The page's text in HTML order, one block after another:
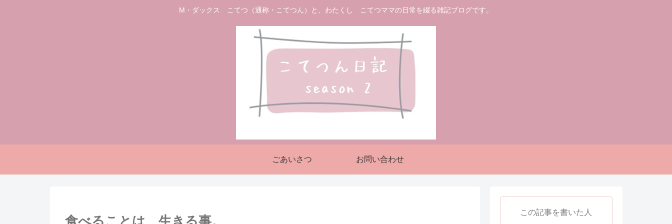
M・ダックス こてつ（通称・こてつん）と、わたくし こてつママの日常を綴る雑記ブログです。
ごあいさつ お問い合わせ
食べることは、生きる事。
この記事を書いた人